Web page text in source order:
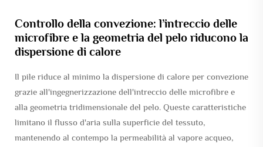
Controllo della convezione: l’intreccio delle
microfibre e la geometria del pelo riducono la
dispersione di calore
Il pile riduce al minimo la dispersione di calore per convezione
grazie all'ingegnerizzazione dell'intreccio delle microfibre e
alla geometria tridimensionale del pelo. Queste caratteristiche
limitano il flusso d'aria sulla superficie del tessuto,
mantenendo al contempo la permeabilità al vapore acqueo,